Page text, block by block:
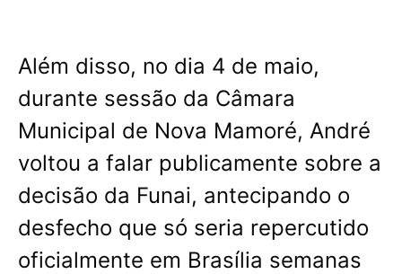
Além disso, no dia 4 de maio,
durante sessão da Câmara
Municipal de Nova Mamoré, André
voltou a falar publicamente sobre a
decisão da Funai, antecipando o
desfecho que só seria repercutido
oficialmente em Brasília semanas